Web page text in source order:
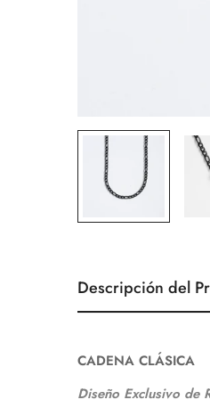
Descripción del
CADENA CLÁSICA
Diseño Exclusivo de